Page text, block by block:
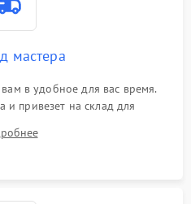
мастера
в удобное для вас время.
и привезет на склад для